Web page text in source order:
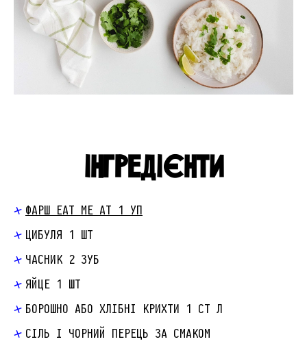
ІНГРЕДІЄНТИ
ФАРШ EAT ME AT 1 УП
ЦИБУЛЯ 1 ШТ
ЧАСНИК 2 ЗУБ
ЯЙЦЕ 1 ШТ
БОРОШНО АБО ХЛІБНІ КРИХТИ 1 СТ Л
СІЛЬ І ЧОРНИЙ ПЕРЕЦЬ ЗА СМАКОМ